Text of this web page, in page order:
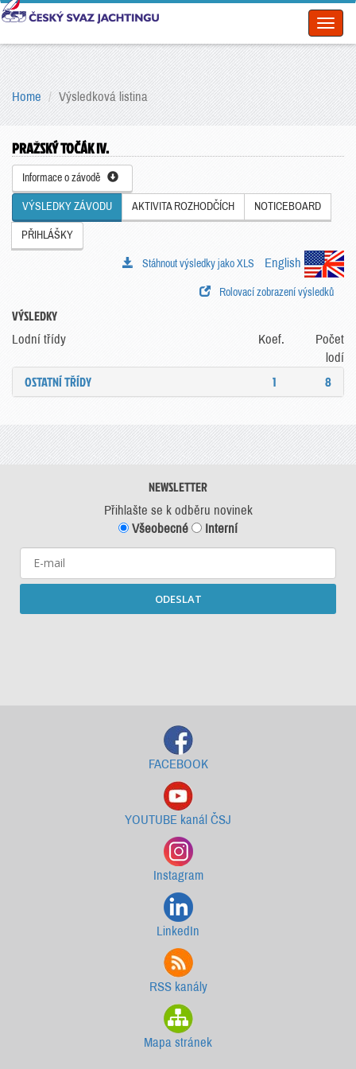
Home Výsledková listina
PRAŽSKÝ TOČÁK IV.
Informace o závodě
VÝSLEDKY ZÁVODU AKTIVITA ROZHODČÍCH NOTICEBOARD
PŘIHLÁŠKY
English
Stáhnout výsledky jako XLS
Rolovací zobrazení výsledků
VÝSLEDKY
Lodní třídy Koef.
Počet
lodí
OSTATNÍ TŘÍDY 1 8
NEWSLETTER
Přihlašte se k odběru novinek
Všeobecné
Interní
ODESLAT
FACEBOOK
YOUTUBE kanál ČSJ
Instagram
LinkedIn
RSS kanály
Mapa stránek